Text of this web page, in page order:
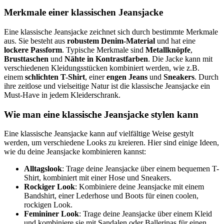
Merkmale einer klassischen Jeansjacke
Eine klassische Jeansjacke zeichnet sich durch bestimmte Merkmale
aus. Sie besteht aus robustem Denim-Material und hat eine
lockere Passform. Typische Merkmale sind Metallknöpfe,
Brusttaschen und Nähte in Kontrastfarben. Die Jacke kann mit
verschiedenen Kleidungsstücken kombiniert werden, wie z.B.
einem schlichten T-Shirt, einerengen Jeans und Sneakers. Durch
ihre zeitlose und vielseitige Natur ist die klassische Jeansjacke ein
Must-Have in jedem Kleiderschrank.
Wie man eine klassische Jeansjacke stylen kann
Eine klassische Jeansjacke kann auf vielfältige Weise gestylt
werden, um verschiedene Looks zu kreieren. Hier sind einige Ideen,
wie du deine Jeansjacke kombinieren kannst:
Alltagslook: Trage deine Jeansjacke über einem bequemen T-
Shirt, kombiniert mit einer Hose und Sneakers.
Rockiger Look: Kombiniere deine Jeansjacke mit einem
Bandshirt, einer Lederhose und Boots für einen coolen,
rockigen Look.
Femininer Look: Trage deine Jeansjacke über einem Kleid